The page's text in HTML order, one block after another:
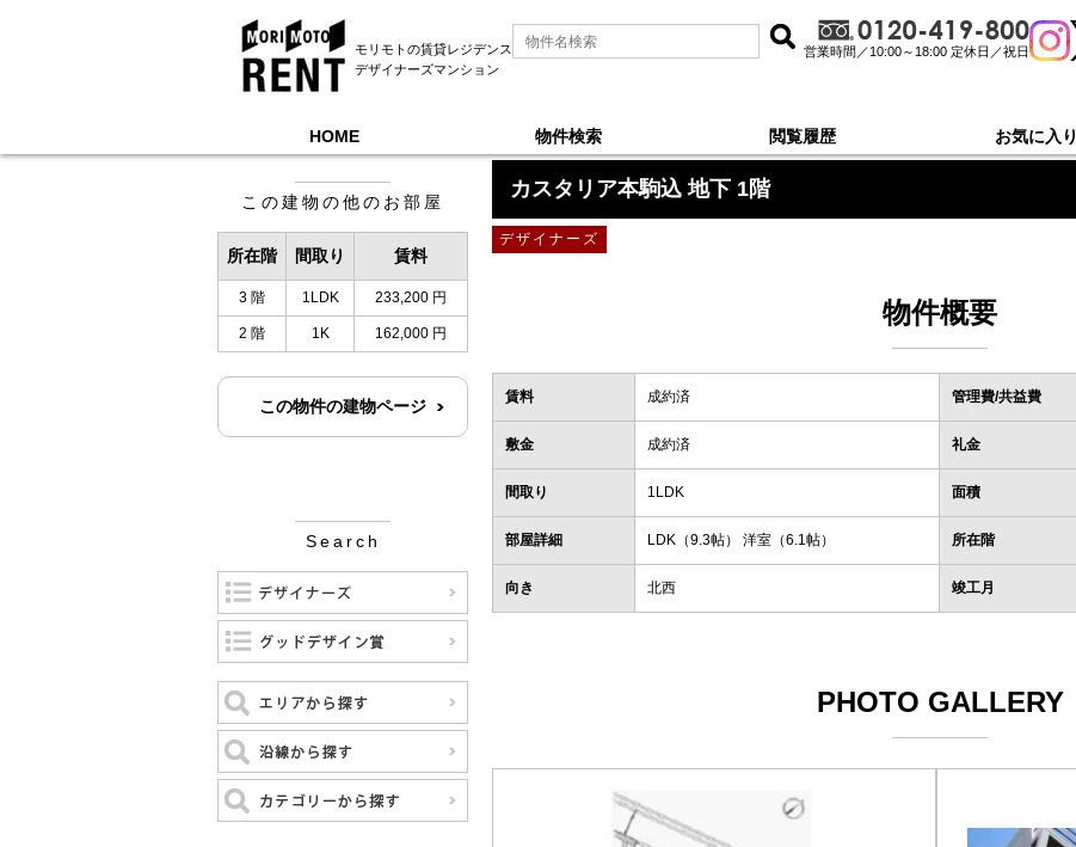
モリモトの賃貸レジデンス
デザイナーズマンション
営業時間／10:00～18:00 定休日／祝日
HOME 物件検索 閲覧履歴 お気に入り
モリモトレントTOP ＞ 地下1階
カスタリア本駒込 地下 1階
デザイナーズ
物件概要
賃料 成約済 管理費/共益費
敷金 成約済 礼金
間取り 1LDK 面積
部屋詳細 LDK（9.3帖） 洋室（6.1帖） 所在階
向き 北西 竣工月
PHOTO GALLERY
この建物の他のお部屋
所在階 間取り 賃料
3 階 1LDK 233,200 円
2 階 1K 162,000 円
この物件の建物ページ
Search